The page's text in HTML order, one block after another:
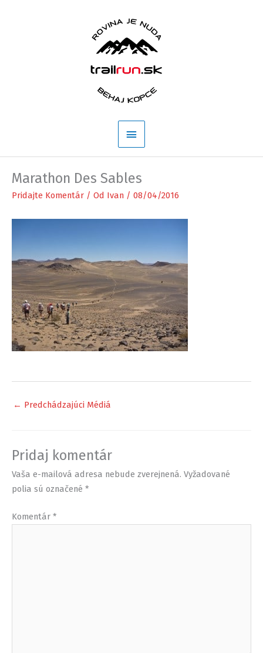
Hlavné
Menu
Marathon Des Sables
Pridajte Komentár / Od Ivan / 08/04/2016
← Predchádzajúci Médiá
Pridaj komentár
Vaša e-mailová adresa nebude zverejnená. Vyžadované
polia sú označené *
Komentár *